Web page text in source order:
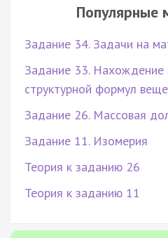
Популярные
Задание 34. Задачи на
Задание 33. Нахождение
структурной формул
Задание 26. Массовая
Задание 11. Изомерия
Теория к заданию 26
Теория к заданию 11